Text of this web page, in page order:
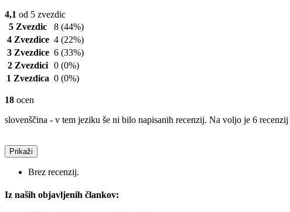
4,1 od 5 zvezdic
5 Zvezdic
8 (44%)
4 Zvezdice 4 (22%)
3 Zvezdice 6 (33%)
2 Zvezdici 0 (0%)
1 Zvezdica 0 (0%)
18 ocen
slovenščina - v tem jeziku še ni bilo napisanih recenzij. Na voljo je 6
Prikaži
Brez recenzij.
Iz naših objavljenih člankov: